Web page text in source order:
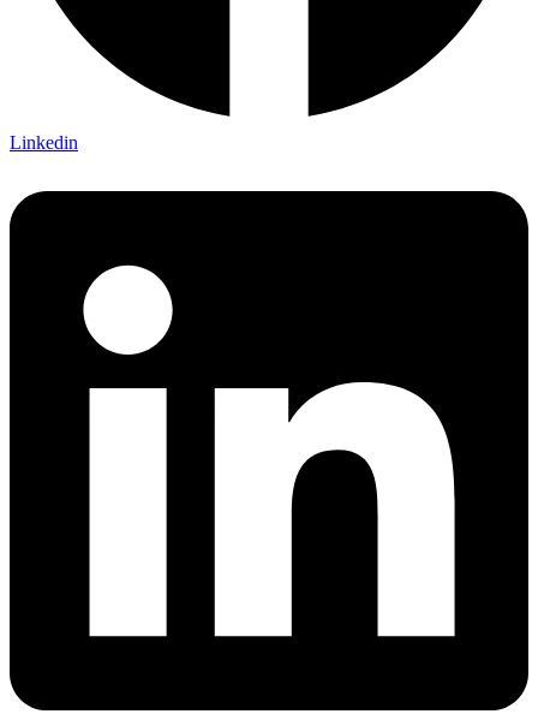
Linkedin